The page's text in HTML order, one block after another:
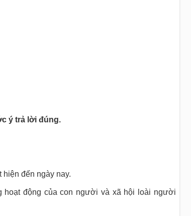
ý trả lời đúng.
đến ngày nay.
hoạt động của con người và xã hội loài người